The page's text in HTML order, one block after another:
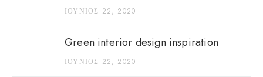
ΙΟΎΝΙΟΣ 22, 2020
Green interior design inspiration
ΙΟΎΝΙΟΣ 22, 2020